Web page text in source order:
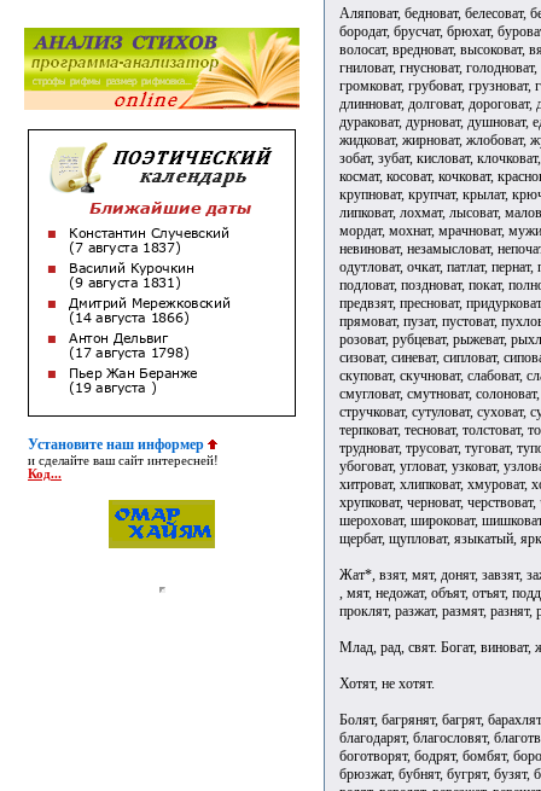
Установите наш информер
и сделайте ваш сайт интересней!
Код...
Аляповат, бедноват, белесоват,
бородат, брусчат, брюхат,
волосат, вредноват, высоковат,
гниловат, гнусноват,
громковат, грубоват, грузноват,
длинноват, долговат,
дураковат, дурноват, душноват,
жидковат, жирноват, жлобоват,
зобат, зубат, кисловат,
космат, косоват, кочковат,
крупноват, крупчат, крылат,
липковат, лохмат, лысоват,
мордат, мохнат, мрачноват,
невиноват, незамысловат,
одутловат, очкат, патлат,
подловат, поздноват, покат,
предвзят, пресноват,
прямоват, пузат, пустоват,
розоват, рубцеват, рыжеват,
сизоват, синеват, сипловат,
скуповат, скучноват, слабоват,
смугловат, смутноват,
стручковат, сутуловат, суховат,
терпковат, тесноват, толстоват,
трудноват, трусоват, туговат,
убоговат, угловат, узковат,
хитроват, хлипковат, хмуроват,
хрупковат, черноват,
шероховат, широковат,
щербат, щупловат, языкатый,
Жат*, взят, мят, донят, завзят,
, мят, недожат, объят, отъят,
проклят, разжат, размят, разнят,
Млад, рад, свят. Богат, виноват,
Хотят, не хотят.
Болят, багрянят, багрят, барахлят, басят, бдят, белят, бередят, благоволят, благодарят, благословят, благотворят, блажат, бледнят, блестят, блудят, боготворят, бодрят, бомбят, бороздят, боронят, бранят, бременят, бренчат, брюзжат, бубнят, бугрят, бузят, бурлят, бурчат, бурят, бутят, ввинтят, вдолбят, велят, вередят, верезжат, верещат, вершат, веселят, взбодрят, взгромоздят, взлетят, взманят, взрастят, взрослят, визжат, винтят, винят, висят, вклинят, включат, вкоренят, влачат, влетят, вместят, внедрят, внушат, водворят, водрузят, возблагодарят, возбудят, возвеселят, возвестят, возвратят, воззрят, возместят, возмутят, вознаградят, возобновят, возомнят, возразят, возродят, вомчат, вонзят, вообразят, воодушевят, вооружат, воплотят, вопят, ворожат, ворошат, ворсят, ворчат, воскресят, воспалят, воспарят, воспламенят, воссоединят, восхитят, вразумят, вредят, временят, вручат, вскипятят, вскружат, всполошат, вспылят, всучат, втеснят, галдят, гвоздят, гласят, глупят, глушат, глядят, гневят, гноят, гнусят, говорят, голосят, голубят, гомонят, городят, горчат, горят, горячат, гостят, гранят, графят, гремят, грешат, грозят, громоздят, громят, грубят, грустят, грязнят, гудят, густят, двоят, дерзят, дешевят, дивят, длят, доглядят, долбят, долетят, дорожат, досадят(досада), досидят, доят, дребезжат, дрожат, дудят, дурят, дымят, егозят, едят, ерошат, ерундят, ершат, животворят, живят, жужжат, журчат, журят, забранят, забурлят, заверещат, завершат, завизжат, завопят, заворожат, заворчат, загалдят, заговорят, загомонят, загородят, загорят, заградят, загремят, загромоздят, загрустят, задурят, задымят, заживят, зажужжат, зажурчат, зажурят, зазвенят, зазвонят, зазвучат, заземлят, зазубрят, закабалят, закадрят, закалят, заклеймят, заключат, закоптят, закосят, закрепостят, закричат, закружат, закутят, залетят, залоснят, залучат, заманят, замельтешат, заместят, замолчат, заморят, замутят, запищат, заполонят, запорошат, запретят, запрудят, запылят, запыхтят, заразят, зарастят, зародят, зарычат, зарябят, засвистят, засидят, заскулят, засластят, заслонят, засолят, засорят, заспят, засрамят, застолбят, застучат, застыдят, затаят, затворят, затемнят, затеснят, затмят, затомят, заторчат(сленг), заточат(заточение), затрубят, затруднят, заурчат, захандрят, захламят, захрапят, захрипят, зачадят, зачастят, зачехлят, зашалят, зашипят, зашумят, зашуршат, защемят, защитят, заюлят, звенят, звонят, звучат, зеленят, злоупотребят, злят, знобят, золотят, зрят, зубрят, зудят, зуммерят, избороздят, известят, извратят, изнурят, изобличат, изобразят, изощрят, изрешетят, изумят, изъязвят, изъяснят, исказят, исключат, исколесят, искоренят, искрят, искусят, испарят, испепелят, испещрят, истомят, истощат, истребят, кадят, казнят, каймят, калят, кипят, кипятят, кислят, кишат, клеймят, клубят, когтят, колесят, копнят, копошат, коптят, корпят, корят, костят, кренят, кричат, кровоточат, кропят, кроят, круглят, крушат, кряхтят, кутят, лебезят, леденят, лежат, летят, лицезрят, лишат, ловчат, лучат, льстят, манят, мастерят, матерят, мельтешат, мельчат, мертвят, мнят, молодят, молчат, моросят, морят, мостят, мстят, мудрят, мурчат, мутят, мчат, мычат, навестят, наводнят, наворожат, навострят, навредят, наглупят, наговорят, нагородят, наградят, нагрешат, нагромоздят, нагрубят, надерзят, надивят, надоедят, надурят, надымят, наживят, назвонят, накалят, наклонят, накоптят, накренят, накричат, належат, налетят, намастят, наморят, намудрят, намутят, наплодят, наплотят, напоят, напылят, нарастят, народят, нарядят, насвистят, насидят, насладят, наслоят, насмешат, насолят, насорят, насочинят, наспят, настоят, настропалят, настрочат, настучат, насулят, натворят, наторят, нахамят, нахохлят, начадят, начудят, нашалят, нашалят, нашумят, недоспят, норовят, нудят, обагрят, обвинят, обводнят, обворожат, обгорят, обдурят, обзвонят, облачат, облегчат, облетят, обличат, облокотят, облучат, обмелят, обнажат, обновят, обобщат, обобществят, обогатят, обоготворят, ободрят, обожествят, обозлят, обольстят, оборонят, оборотят, обострят, обратят, обручат, обсеменят, обсидят, обстоят, обстучат, обузят, обхитрят, объединят, объяснят, огласят, оглупят, оглядят, оговорят, оголят, огорчат, оградят, огранят, огрубят, одолжат, одухотворят, одушевят, ожеребят, оживотворят, оживят, озарят, оздоровят, озеленят, озлят, ознобят, озолотят, околесят, окорят, окрестят, окропят, окружат, окрылят, окучат,